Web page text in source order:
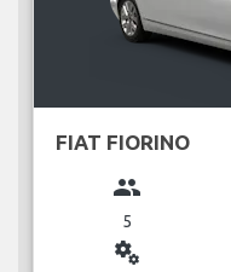
FIAT FIORINO
group
5
miscellaneous_services